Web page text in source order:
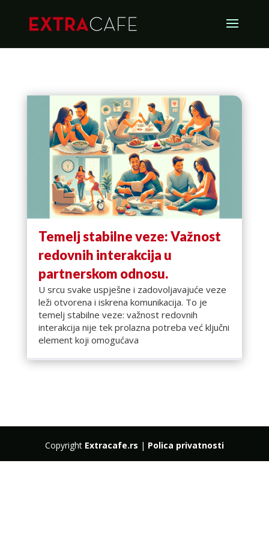
Temelj stabilne veze: Važnost
redovnih interakcija u
partnerskom odnosu.
U srcu svake uspješne i zadovoljavajuće veze
leži otvorena i iskrena komunikacija. To je
temelj stabilne veze: važnost redovnih
interakcija nije tek prolazna potreba već ključni
element koji omogućava
Copyright Extracafe.rs | Polica privatnosti